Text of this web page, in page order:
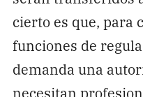
cierto es que, para
funciones de
demanda una
necesitan